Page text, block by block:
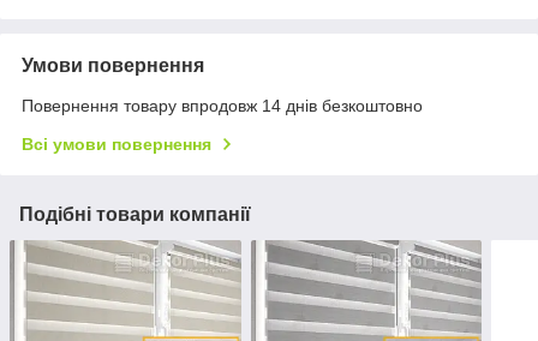
Умови повернення
Повернення товару впродовж 14 днів безкоштовно
Всі умови повернення
Подібні товари компанії